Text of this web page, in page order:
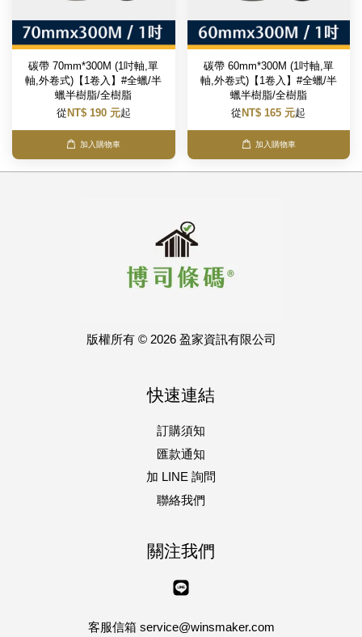
碳帶 70mm*300M (1吋軸,單
軸,外卷式)【1卷入】#全蠟/半
蠟半樹脂/全樹脂
從 NT$ 190 元起
加入購物車
碳帶 60mm*300M (1吋軸,單
軸,外卷式)【1卷入】#全蠟/半
蠟半樹脂/全樹脂
從 NT$ 165 元起
加入購物車
版權所有 © 2026 盈家資訊有限公司
快速連結
訂購須知
匯款通知
加 LINE 詢問
聯絡我們
關注我們
客服信箱 service@winsmaker.com